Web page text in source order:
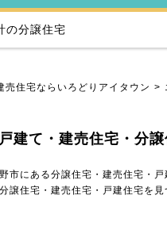
の分譲住宅
売住宅ならいろどりアイタウン
建て・建売住宅・分
市にある分譲住宅・建売住宅・
譲住宅・建売住宅・戸建住宅を見